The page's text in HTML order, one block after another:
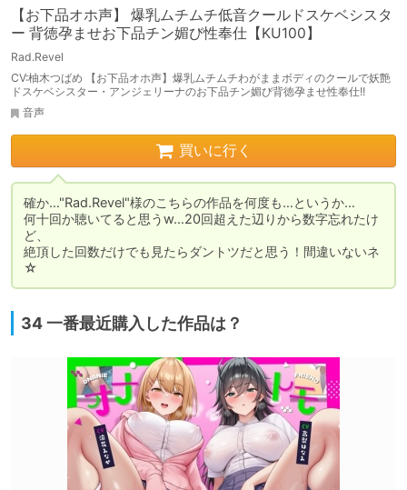
【お下品オホ声】 爆乳ムチムチ低音クールドスケベシスタ
ー 背徳孕ませお下品チン媚び性奉仕【KU100】
Rad.Revel
CV:柚木つばめ 【お下品オホ声】爆乳ムチムチわがままボディのクールで妖艶
ドスケベシスター・アンジェリーナのお下品チン媚び背徳孕ませ性奉仕!!
音声
買いに行く
確か…"Rad.Revel"様のこちらの作品を何度も…というか…
何十回か聴いてると思うw…20回超えた辺りから数字忘れたけ
ど、
絶頂した回数だけでも見たらダントツだと思う！間違いないネ
☆
34 一番最近購入した作品は？